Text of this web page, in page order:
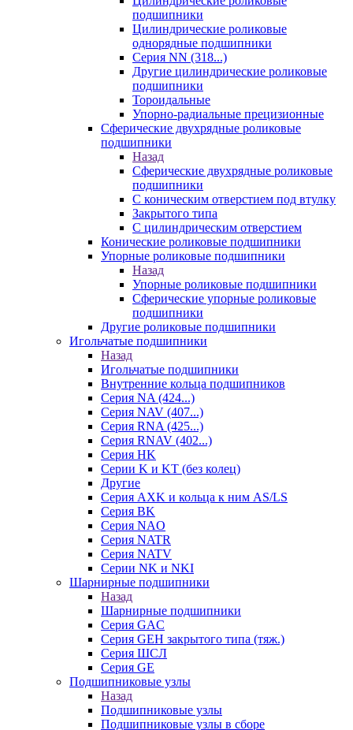
подшипники
Цилиндрические роликовые
однорядные подшипники
Серия NN (318...)
Другие цилиндрические роликовые
подшипники
Тороидальные
Упорно-радиальные прецизионные
Сферические двухрядные роликовые
подшипники
Назад
Сферические двухрядные роликовые
подшипники
С коническим отверстием под втулку
Закрытого типа
С цилиндрическим отверстием
Конические роликовые подшипники
Упорные роликовые подшипники
Назад
Упорные роликовые подшипники
Сферические упорные роликовые
подшипники
Другие роликовые подшипники
Игольчатые подшипники
Назад
Игольчатые подшипники
Внутренние кольца подшипников
Серия NA (424...)
Серия NAV (407...)
Серия RNA (425...)
Серия RNAV (402...)
Серия HK
Серии K и KT (без колец)
Другие
Серия AXK и кольца к ним AS/LS
Серия BK
Серия NAO
Серия NATR
Серия NATV
Серии NK и NKI
Шарнирные подшипники
Назад
Шарнирные подшипники
Серия GAC
Серия GEH закрытого типа (тяж.)
Серия ШСЛ
Серия GE
Подшипниковые узлы
Назад
Подшипниковые узлы
Подшипниковые узлы в сборе